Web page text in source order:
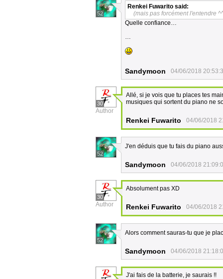
52
Renkei Fuwarito said:
(mais pas forcément l'entendre
Quelle confiance…
…
Sandymoon 04/06/2018
30
Author
Allé, si je vois que tu places tes
musiques qui sortent du piano ne
Renkei Fuwarito 04/06/2018
52
J'en déduis que tu fais du piano
Sandymoon 04/06/2018
30
Author
Absolument pas XD
Renkei Fuwarito 04/06/2018
52
Alors comment sauras-tu que je
Sandymoon 04/06/2018
J'ai fais de la batterie, je saurais !!